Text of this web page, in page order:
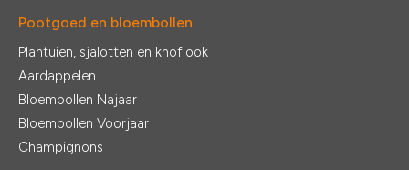
Pootgoed en bloembollen
Plantuien, sjalotten en knoflook
Aardappelen
Bloembollen Najaar
Bloembollen Voorjaar
Champignons